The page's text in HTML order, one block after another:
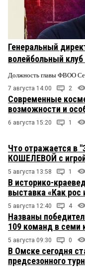
Генеральный
волейбольный
Должность главы ФВОО
7 августа 14:00 2
Современные
возможности и
6 августа 15:20 1
Что отражается в
КОШЕЛЕВОЙ с
5 августа 13:58 1
В историко-
выставка «Как рос
5 августа 12:40 4
Названы
109 команд в семи
5 августа 09:30 0
В Омске сегодня
предсезонного